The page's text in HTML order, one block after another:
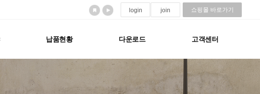
login join 쇼핑몰 바로가기
납품현황 다운로드 고객센터